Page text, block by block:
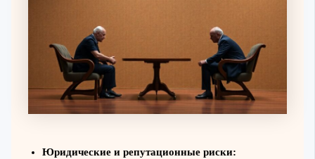
Юридические и репутационные риски: